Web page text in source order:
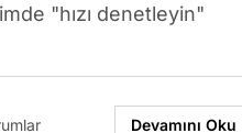
Çalışan Açık
"hızı denetleyin"
Devamını Oku